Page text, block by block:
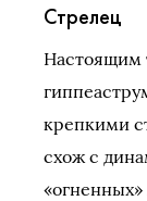
Стрелец
Настоящим
крепкими
схож с